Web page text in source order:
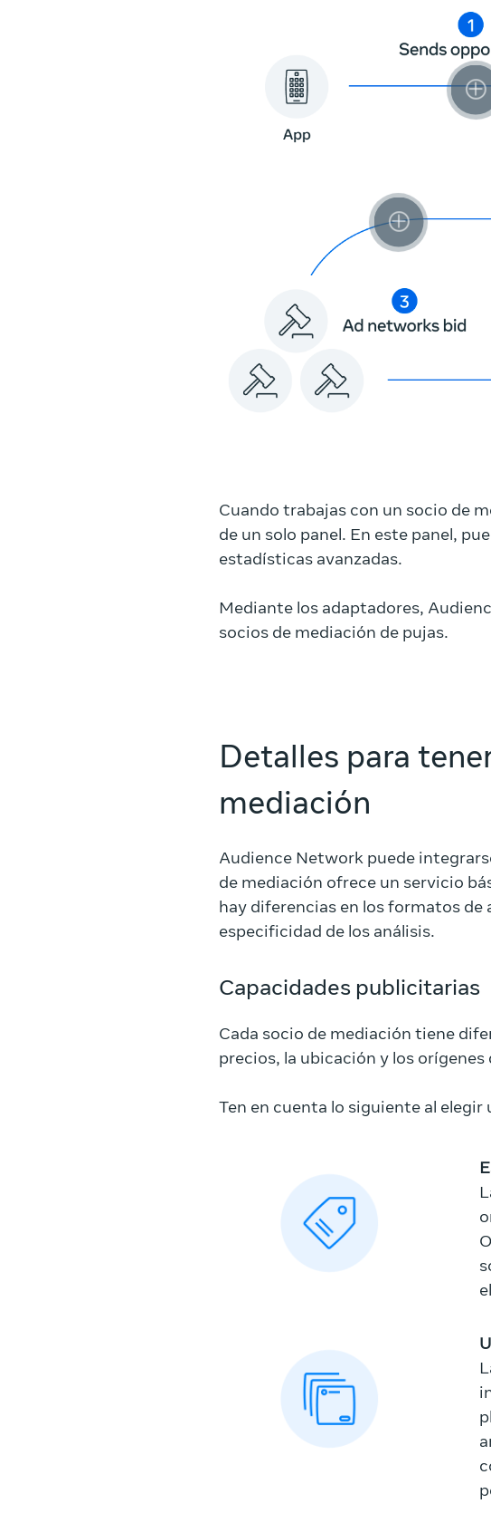
Cuando trabajas con un socio de
de un solo panel. En este panel,
estadísticas avanzadas.
Mediante los adaptadores,
socios de mediación de pujas.
Detalles para
mediación
Audience Network puede
de mediación ofrece un servicio
hay diferencias en los formatos de
especificidad de los análisis.
Capacidades publicitarias
Cada socio de mediación tiene
precios, la ubicación y los orígenes
Ten en cuenta lo siguiente al